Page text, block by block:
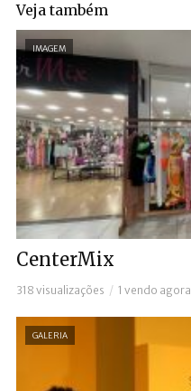
Veja também
IMAGEM
CenterMix
318 visualizações 1 vendo agora
GALERIA